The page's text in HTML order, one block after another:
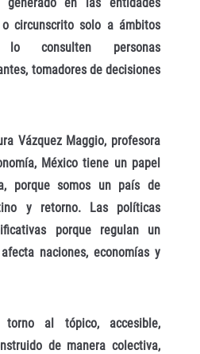
o circunscrito solo a ámbitos
lo consulten personas
tomadores de decisiones
Vázquez Maggio, profesora
México tiene un papel
porque somos un país de
y retorno. Las políticas
porque regulan un
naciones, economías y
al tópico, accesible,
de manera colectiva,